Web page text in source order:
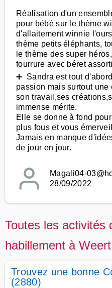
Réalisation d'un
pour bébé sur le thème
d'allaitement winnie
thème petits éléphants,
le thème des super
fourrure avec béret assorti
➕ Sandra est tout
passion mais surtout
son travail,ses
immense mérite.
Elle se donne à fond
plus fous et vous
Jamais en manque
de jour en jour.
Magali04-
28/09/2022
Toutes les activités
habillement à
Trouvez une bonne
(2880)